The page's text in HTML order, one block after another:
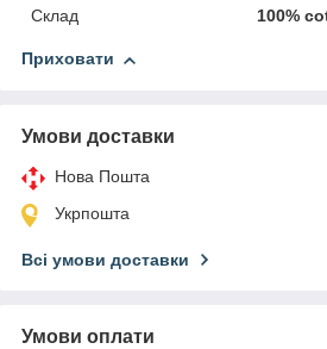
Склад 100%
Приховати
Умови доставки
Нова Пошта
Укрпошта
Всі умови доставки
Умови оплати